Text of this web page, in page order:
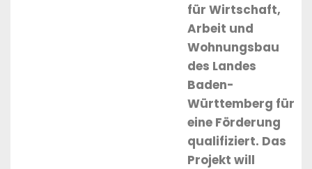
für Wirtschaft,
Arbeit und
Wohnungsbau
des Landes
Baden-
Württemberg für
eine Förderung
qualifiziert. Das
Projekt will